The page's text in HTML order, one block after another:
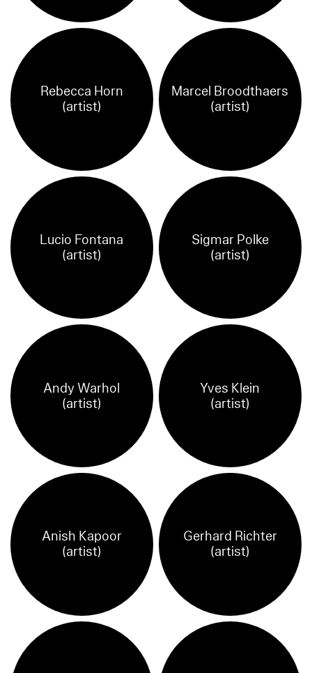
Rebecca Horn
(artist)
Marcel Broodthaers
(artist)
Lucio Fontana
(artist)
Sigmar Polke
(artist)
Andy Warhol
(artist)
Yves Klein
(artist)
Anish Kapoor
(artist)
Gerhard Richter
(artist)